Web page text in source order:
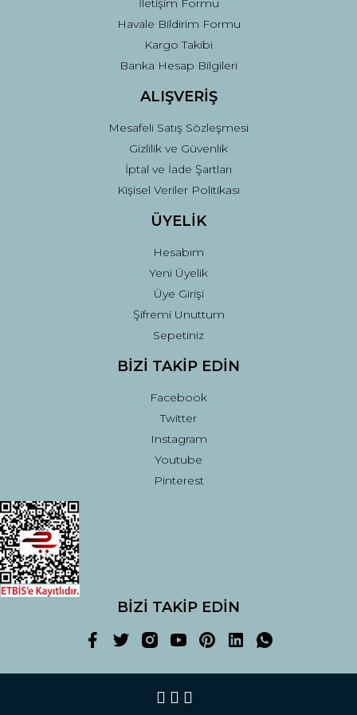
Gönder
İletişim Formu
Havale Bildirim Formu
Kargo Takibi
Banka Hesap Bilgileri
ALIŞVERİŞ
Mesafeli Satış Sözleşmesi
Gizlilik ve Güvenlik
İptal ve İade Şartları
Kişisel Veriler Politikası
ÜYELİK
Hesabım
Yeni Üyelik
Üye Girişi
Şifremi Unuttum
Sepetiniz
BİZİ TAKİP EDİN
Facebook
Twitter
Instagram
Youtube
Pinterest
BİZİ TAKİP EDİN